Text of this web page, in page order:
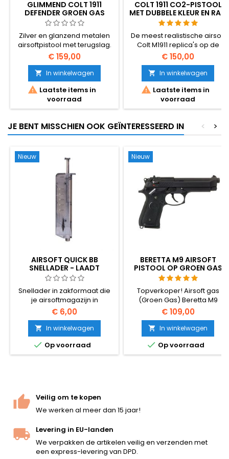
GLIMMEND COLT 1911
DEFENDER GROEN GAS
AIRSOFT PISTOOL
Zilver en glanzend metalen
airsoftpistool met terugslag.
Cybergun 180142.
€ 159,00
 In winkelwagen
 Laatste items in
voorraad
COLT 1911 CO2-PISTOOL
MET DUBBELE KLEUR EN RAIL
De meest realistische airsoft
Colt M1911 replica's op de
markt! Cybergun 180531.
€ 150,00
 In winkelwagen
 Laatste items in
voorraad
JE BENT MISSCHIEN OOK GEÏNTERESSEERD IN >
<
Nieuw
AIRSOFT QUICK BB
SNELLADER - LAADT
MAGAZIJNEN 100× SNELLER
Snellader in zakformaat die
je airsoftmagazijn in
seconden vult - geen BB's
meer één voor één naar
binnen duwen. Heeft een
capaciteit van ~100 patronen,
werkt met elke 6 mm BB en
elke AEG hi-cap of mid-cap.
€ 6,00
 In winkelwagen
 Op voorraad
Nieuw
BERETTA M9 AIRSOFT
PISTOOL OP GROEN GAS
MET TERUGSLAG (GBB)
Topverkoper! Airsoft gas
(Groen Gas) Beretta M9
replica met Gas Blow Back
(GBB) - schuif beweegt en
het pistool schiet terug.
€ 109,00
 In winkelwagen
 Op voorraad
Veilig om te kopen
We werken al meer dan 15 jaar!
Levering in EU-landen
We verpakken de artikelen veilig en verzenden met
een express-levering van DPD.